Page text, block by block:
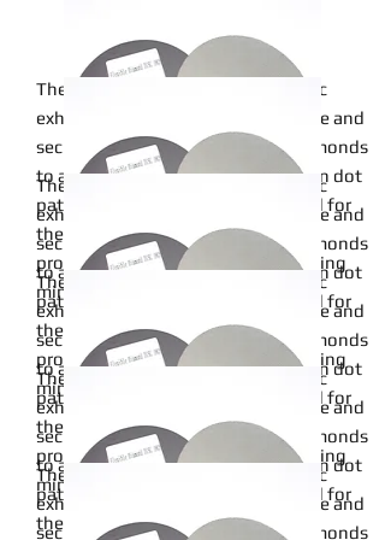
24inch
The metal bond of this sanding disc
exhibits exceptional wear resistance and
securely affixes micron-graded diamonds
to a pliable cloth backing in an open dot
pattern. Metal bonds are renowned for
their robust and durable binding
properties, particularly when adhering
minerals to a backing material.
Read More
20inch
The metal bond of this sanding disc
exhibits exceptional wear resistance and
securely affixes micron-graded diamonds
to a pliable cloth backing in an open dot
pattern. Metal bonds are renowned for
their robust and durable binding
properties, particularly when adhering
minerals to a backing material.
Read More
18inch
The metal bond of this sanding disc
exhibits exceptional wear resistance and
securely affixes micron-graded diamonds
to a pliable cloth backing in an open dot
pattern. Metal bonds are renowned for
their robust and durable binding
properties, particularly when adhering
minerals to a backing material.
Read More
16inch
The metal bond of this sanding disc
exhibits exceptional wear resistance and
securely affixes micron-graded diamonds
to a pliable cloth backing in an open dot
pattern. Metal bonds are renowned for
their robust and durable binding
14inch
The metal bond of this sanding disc
exhibits exceptional wear resistance and
securely affixes micron-graded diamonds
12inch